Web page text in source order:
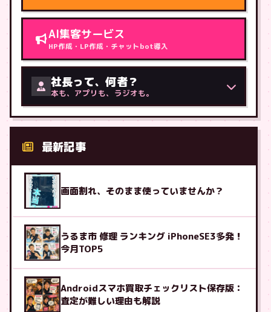
AI集客サービス
HP作成・LP作成・チャットbot導入
社長って、何者？
本も、アプリも、ラジオも。
最新記事
画面割れ、そのまま使っていませんか？
うるま市 修理 ランキング iPhoneSE3多発！
今月TOP5
Androidスマホ買取チェックリスト保存版：
査定が難しい理由も解説